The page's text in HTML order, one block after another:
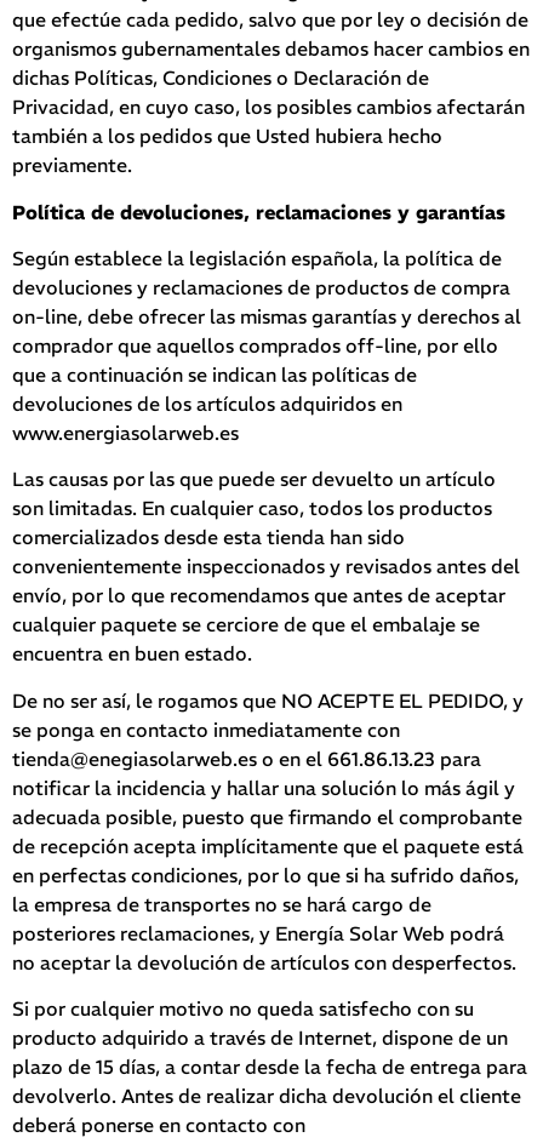
que efectúe cada pedido, salvo que por ley o decisión de
organismos gubernamentales debamos hacer cambios en
dichas Políticas, Condiciones o Declaración de
Privacidad, en cuyo caso, los posibles cambios afectarán
también a los pedidos que Usted hubiera hecho
previamente.
Política de devoluciones, reclamaciones y garantías
Según establece la legislación española, la política de
devoluciones y reclamaciones de productos de compra
on-line, debe ofrecer las mismas garantías y derechos al
comprador que aquellos comprados off-line, por ello
que a continuación se indican las políticas de
devoluciones de los artículos adquiridos en
www.energiasolarweb.es
Las causas por las que puede ser devuelto un artículo
son limitadas. En cualquier caso, todos los productos
comercializados desde esta tienda han sido
convenientemente inspeccionados y revisados antes del
envío, por lo que recomendamos que antes de aceptar
cualquier paquete se cerciore de que el embalaje se
encuentra en buen estado.
De no ser así, le rogamos que NO ACEPTE EL PEDIDO, y
se ponga en contacto inmediatamente con
tienda@enegiasolarweb.es o en el 661.86.13.23 para
notificar la incidencia y hallar una solución lo más ágil y
adecuada posible, puesto que firmando el comprobante
de recepción acepta implícitamente que el paquete está
en perfectas condiciones, por lo que si ha sufrido daños,
la empresa de transportes no se hará cargo de
posteriores reclamaciones, y Energía Solar Web podrá
no aceptar la devolución de artículos con desperfectos.
Si por cualquier motivo no queda satisfecho con su
producto adquirido a través de Internet, dispone de un
plazo de 15 días, a contar desde la fecha de entrega para
devolverlo. Antes de realizar dicha devolución el cliente
deberá ponerse en contacto con